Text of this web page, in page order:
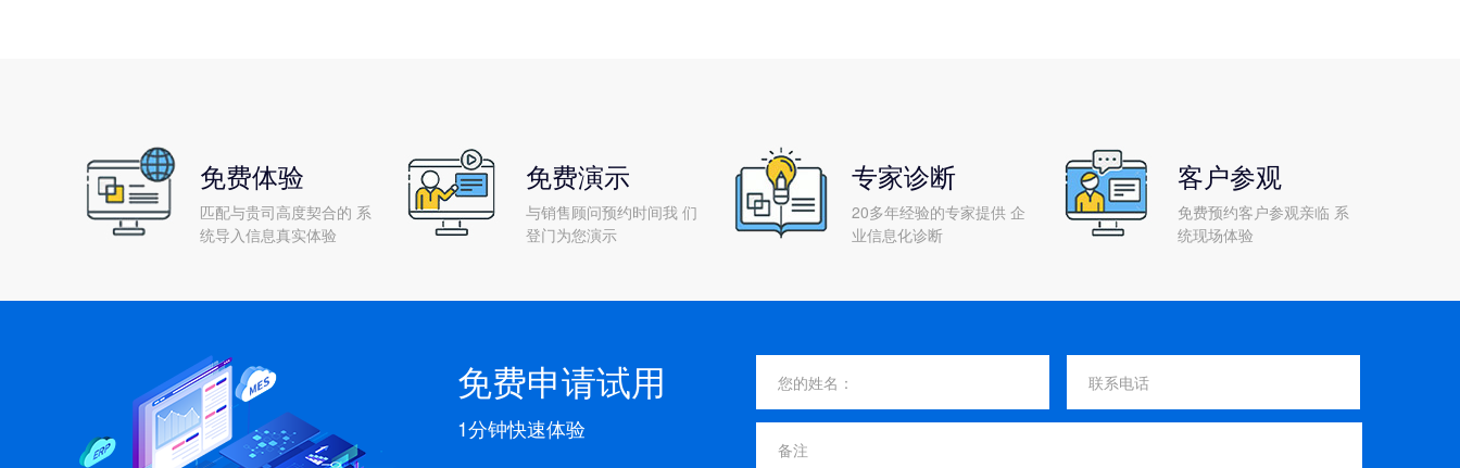
免费体验
匹配与贵司高度契合的 系
统导入信息真实体验
免费演示
与销售顾问预约时间我 们
登门为您演示
专家诊断
20多年经验的专家提供 企
业信息化诊断
客户参观
免费预约客户参观亲临 系
统现场体验
免费申请试用
1分钟快速体验